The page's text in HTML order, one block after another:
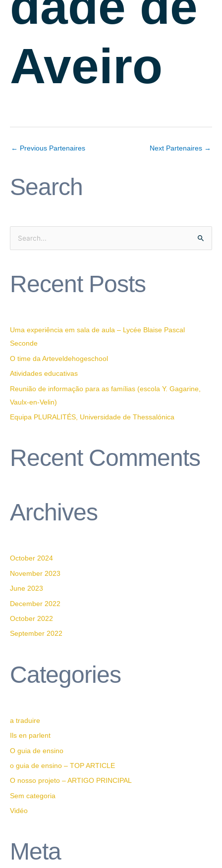
Aveiro
← Previous Partenaires Next Partenaires →
Search
c
o
r
:
Recent Posts
Uma experiência em sala de aula – Lycée Blaise Pascal
Seconde
O time da Arteveldehogeschool
Atividades educativas
Reunião de informação para as famílias (escola Y. Gagarine,
Vaulx-en-Velin)
Equipa PLURALITÉS, Universidade de Thessalónica
Recent Comments
Archives
October 2024
November 2023
June 2023
December 2022
October 2022
September 2022
Categories
a traduire
Ils en parlent
O guia de ensino
o guia de ensino – TOP ARTICLE
O nosso projeto – ARTIGO PRINCIPAL
Sem categoria
Vidéo
Meta